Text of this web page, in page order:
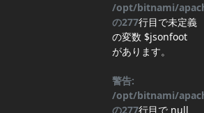
/opt/bitnami/
の277行目で未定義
の変数 $jsonfoot
があります。
警告:
/opt/bitnami/
の277行目で null